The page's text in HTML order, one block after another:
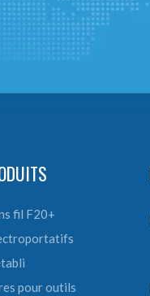
fil F20+
pour outils